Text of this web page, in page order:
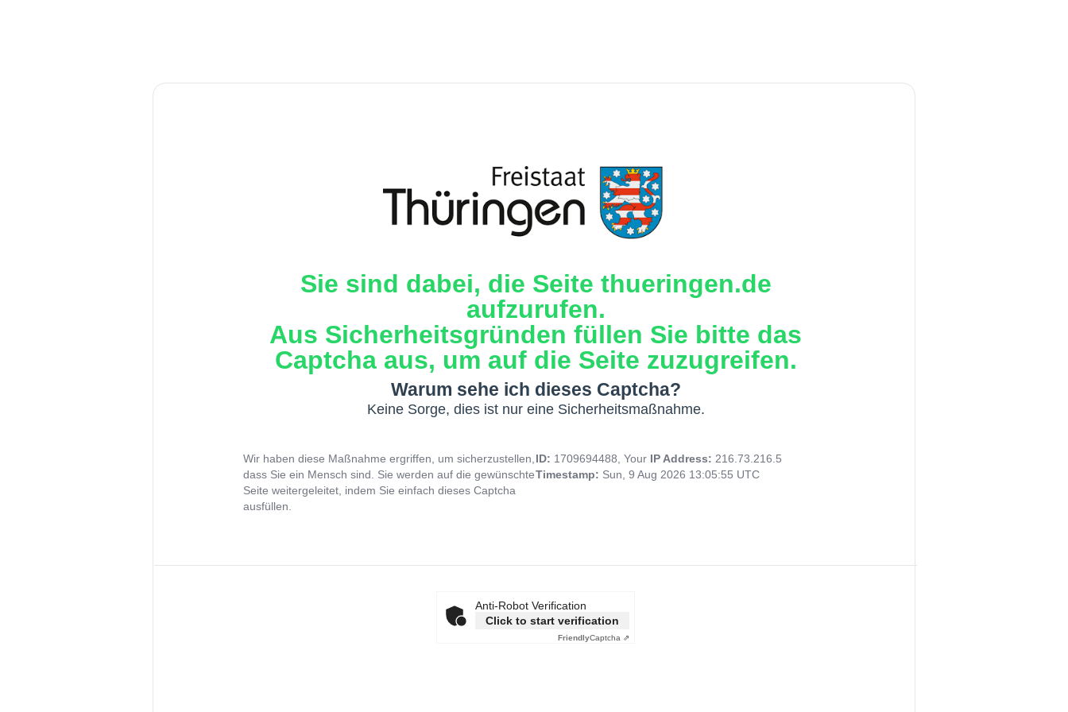
Sie sind dabei, die Seite thueringen.de
aufzurufen.
Aus Sicherheitsgründen füllen Sie bitte das
Captcha aus, um auf die Seite zuzugreifen.
Warum sehe ich dieses Captcha?
Keine Sorge, dies ist nur eine Sicherheitsmaßnahme.
Wir haben diese Maßnahme ergriffen, um sicherzustellen,
dass Sie ein Mensch sind. Sie werden auf die gewünschte
Seite weitergeleitet, indem Sie einfach dieses Captcha
ausfüllen.
ID: 1709694488, Your IP Address: 216.73.216.5
Timestamp: Sun, 9 Aug 2026 13:05:55 UTC
Anti-Robot Verification
Click to start verification
FriendlyCaptcha ⇗